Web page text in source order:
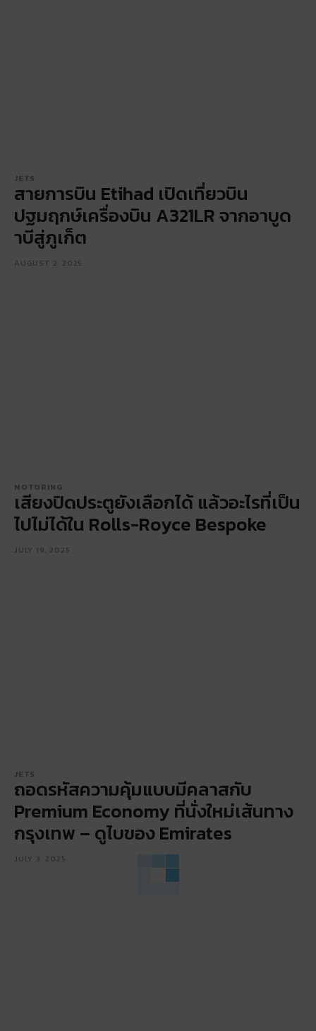
JETS
สายการบิน Etihad เปิดเที่ยวบิน
ปฐมฤกษ์เครื่องบิน A321LR จากอาบูด
าบีสู่ภูเก็ต
AUGUST 2, 2025
MOTORING
เสียงปิดประตูยังเลือกได้ แล้วอะไรที่เป็น
ไปไม่ได้ใน Rolls-Royce Bespoke
JULY 19, 2025
JETS
ถอดรหัสความคุ้มแบบมีคลาสกับ
Premium Economy ที่นั่งใหม่เส้นทาง
กรุงเทพ – ดูไบของ Emirates
JULY 3, 2025